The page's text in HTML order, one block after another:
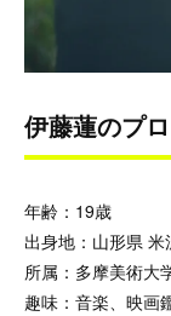
伊藤蓮のプ
年齢：19歳
出身地：山形県
所属：多摩美術大
趣味：音楽、映画